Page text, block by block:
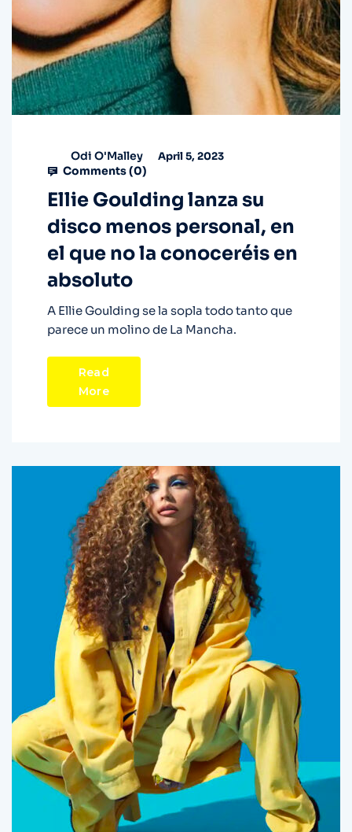
Odi O'Malley April 5, 2023
Comments (0)
Ellie Goulding lanza su
disco menos personal, en
el que no la conoceréis en
absoluto
A Ellie Goulding se la sopla todo tanto que
parece un molino de La Mancha.
Read
More